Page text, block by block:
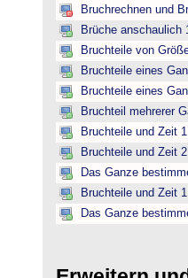
Bruchrechnen und
Brüche anschaulich
Bruchteile von
Bruchteile eines
Bruchteile eines
Bruchteil mehrerer
Bruchteile und Zeit
Bruchteile und Zeit
Das Ganze
Bruchteile und Zeit
Das Ganze